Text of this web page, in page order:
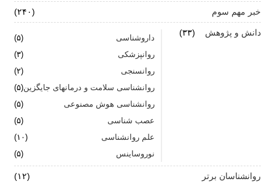
اضطراب ناگهانی
جنگ اضطراب با مواد خوراکی
اضطراب را برای خود پر رنگ نکنید
برای بهبود سلامت روان لازم است روزانه از آن مراقبت
خبر مهم سوم (۲۴۰)
دانش و پژوهش (۳۳)
داروشناسی
(۵)
روانپزشکی
(۳)
روانسنجی
(۲)
روانشناسی سلامت و درمانهای جایگزین(۵)
روانشناسی هوش مصنوعی
(۵)
عصب شناسی
(۵)
علم روانشناسی
(۱۰)
نوروساینس
(۵)
روانشناسان برتر (۱۲)